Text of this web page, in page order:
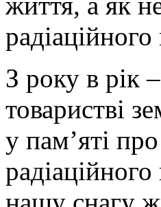
З року в рік
товаристві
у пам’яті